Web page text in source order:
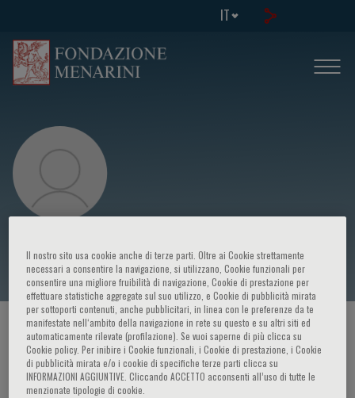
IT
F. Bouillaud
HOME PAGE / CORSI ED EVENTI / RELATORE
Il nostro sito usa cookie anche di terze parti. Oltre ai Cookie strettamente
necessari a consentire la navigazione, si utilizzano, Cookie funzionali per
consentire una migliore fruibilità di navigazione, Cookie di prestazione per
effettuare statistiche aggregate sul suo utilizzo, e Cookie di pubblicità mirata
per sottoporti contenuti, anche pubblicitari, in linea con le preferenze da te
manifestate nell‘ambito della navigazione in rete su questo e su altri siti ed
automaticamente rilevate (profilazione). Se vuoi saperne di più clicca su
Cookie policy. Per inibire i Cookie funzionali, i Cookie di prestazione, i Cookie
di pubblicità mirata e/o i cookie di specifiche terze parti clicca su
INFORMAZIONI AGGIUNTIVE. Cliccando ACCETTO acconsenti all’uso di tutte le
menzionate tipologie di cookie.